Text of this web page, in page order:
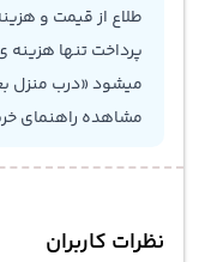
طلاع از قیمت و
پرداخت تنها هزینه
میشود «درب منزل
مشاهده راهنمای
نظرات کاربران